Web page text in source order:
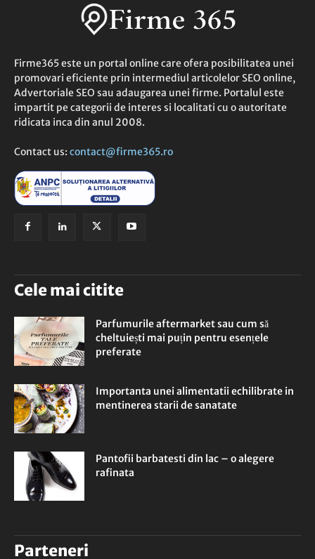
Firme365 este un portal online care ofera posibilitatea unei
promovari eficiente prin intermediul articolelor SEO online,
Advertoriale SEO sau adaugarea unei firme. Portalul este
impartit pe categorii de interes si localitati cu o autoritate
ridicata inca din anul 2008.
Contact us: contact@firme365.ro
Cele mai citite
Parfumurile aftermarket sau cum să
cheltuiești mai puțin pentru esențele
preferate
Importanta unei alimentatii echilibrate in
mentinerea starii de sanatate
Pantofii barbatesti din lac – o alegere
rafinata
Parteneri